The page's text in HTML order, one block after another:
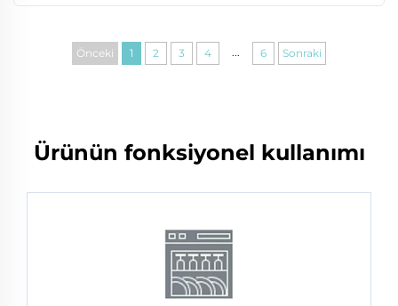
Önceki 1 2 3 4 ... 6 Sonraki
Ürünün fonksiyonel kullanımı